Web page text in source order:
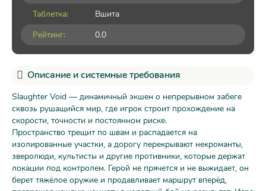
Таблетка:
Вшита
Рейтинг:
0.0
Описание и системные требования
Slaughter Void — динамичный экшен о непрерывном забеге
сквозь рушащийся мир, где игрок строит прохождение на
скорости, точности и постоянном риске.
Пространство трещит по швам и распадается на
изолированные участки, а дорогу перекрывают некроманты,
зверолюди, культисты и другие противники, которые держат
локации под контролем. Герой не прячется и не выжидает, он
берет тяжёлое оружие и продавливает маршрут вперёд,